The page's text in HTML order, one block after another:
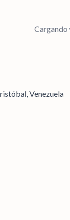
Cargando
Venezuela